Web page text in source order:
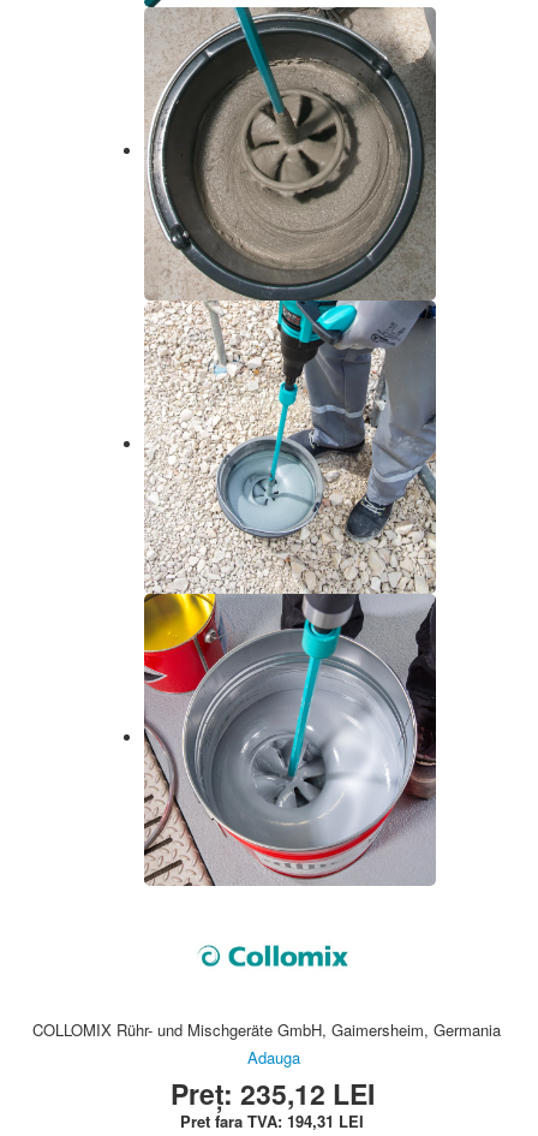
COLLOMIX Rühr- und Mischgeräte GmbH, Gaimersheim, Germania
Adauga
Preț: 235,12 LEI
Pret fara TVA:194,31 LEI